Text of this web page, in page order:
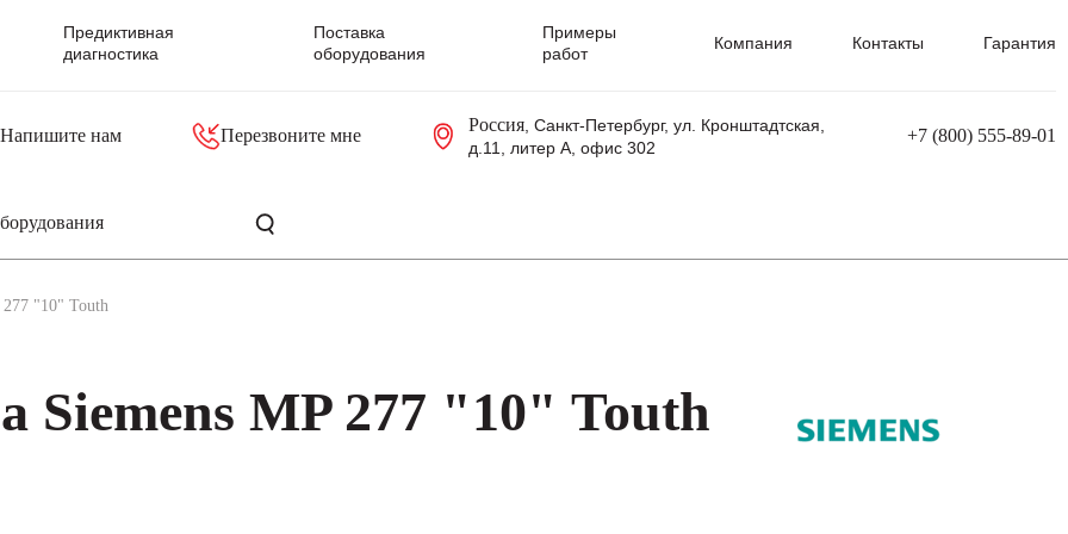
Предиктивная
диагностика
Поставка
оборудования
Примеры
работ
Компания Контакты Гарантия
Напишите нам Перезвоните мне
Россия, Санкт-Петербург, ул. Кронштадтская,
д.11, литер А, офис 302
+7 (800) 555-89-01
277 "10" Touth
Siemens MP 277 "10" Touth